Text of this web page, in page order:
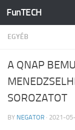
Skip to content
FunTECH
EGYÉB
A QNAP
SOROZATOT
BY NEGATOR · 2021-